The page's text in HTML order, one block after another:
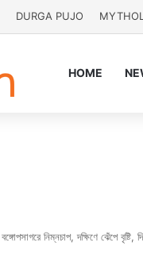
DURGA PUJO
HOME
বঙ্গোপসাগরে নিম্নচাপ, দক্ষিণে ঝেঁপে বৃষ্টি,